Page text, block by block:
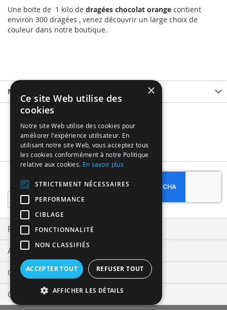
Une boite de 1 kilo de dragées chocolat orange contient
environ 300 dragées , venez découvrir un large choix de
couleur dans notre boutique.
More Information
Sign
Up
for
Our
Newsletter:
Subscribe
Privacy and Cookie Policy
Advanced Search
Orders and Returns
Contact Us
×
Ce site Web utilise des
cookies
Notre site Web utilise des cookies pour
améliorer l'expérience utilisateur. En
utilisant notre site Web, vous acceptez tous
les cookies conformément à notre Politique
relative aux cookies. En savoir plus
STRICTEMENT NÉCESSAIRES
PERFORMANCE
CIBLAGE
FONCTIONNALITÉ
NON CLASSIFIÉS
ACCEPTER TOUT REFUSER TOUT
AFFICHER LES DÉTAILS